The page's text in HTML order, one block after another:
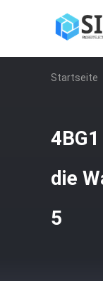
Startseite
die
5